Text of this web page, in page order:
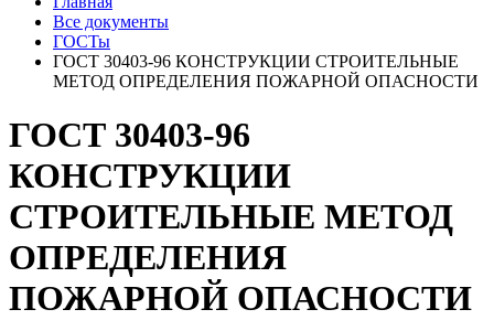
Все документы
ГОСТы
ГОСТ 30403-96 КОНСТРУКЦИИ СТРОИТЕЛЬНЫЕ
МЕТОД ОПРЕДЕЛЕНИЯ ПОЖАРНОЙ ОПАСНОСТИ
ГОСТ 30403-96
КОНСТРУКЦИИ
СТРОИТЕЛЬНЫЕ МЕТОД
ОПРЕДЕЛЕНИЯ
ПОЖАРНОЙ ОПАСНОСТИ